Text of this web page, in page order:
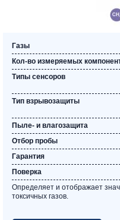
Газы
Кол-во измеряемых
Типы сенсоров
Тип взрывозащиты
Пыле- и влагозащита
Отбор пробы
Гарантия
Поверка
Определяет и отображает
токсичных газов.